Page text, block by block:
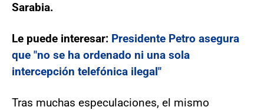
Sarabia.
Le puede interesar: Presidente Petro asegura
que "no se ha ordenado ni una sola
intercepción telefónica ilegal"
Tras muchas especulaciones, el mismo